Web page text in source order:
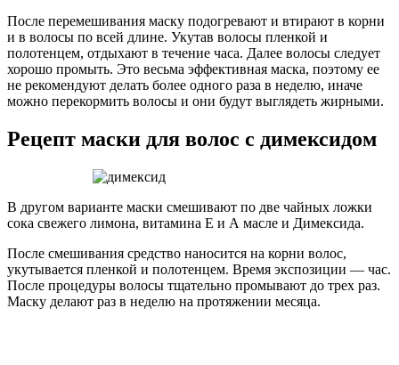
После перемешивания маску подогревают и втирают в корни
и в волосы по всей длине. Укутав волосы пленкой и
полотенцем, отдыхают в течение часа. Далее волосы следует
хорошо промыть. Это весьма эффективная маска, поэтому ее
не рекомендуют делать более одного раза в неделю, иначе
можно перекормить волосы и они будут выглядеть жирными.
Рецепт маски для волос с димексидом
В другом варианте маски смешивают по две чайных ложки
сока свежего лимона, витамина Е и А масле и Димексида.
После смешивания средство наносится на корни волос,
укутывается пленкой и полотенцем. Время экспозиции — час.
После процедуры волосы тщательно промывают до трех раз.
Маску делают раз в неделю на протяжении месяца.